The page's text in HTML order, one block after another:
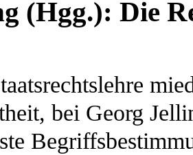
(Hgg.): Die
bei Georg